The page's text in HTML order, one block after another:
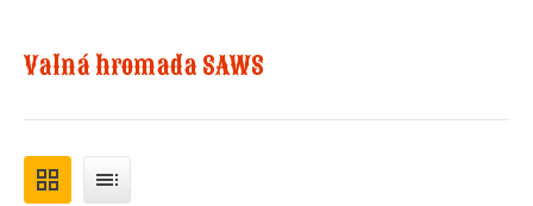
Valná hromada SAWS
grid_view toc